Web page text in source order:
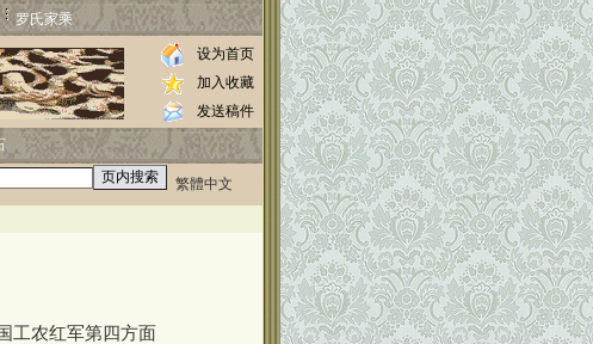
罗氏家乘
设为首页
加入收藏
发送稿件
繁體中文
工农红军第四方面